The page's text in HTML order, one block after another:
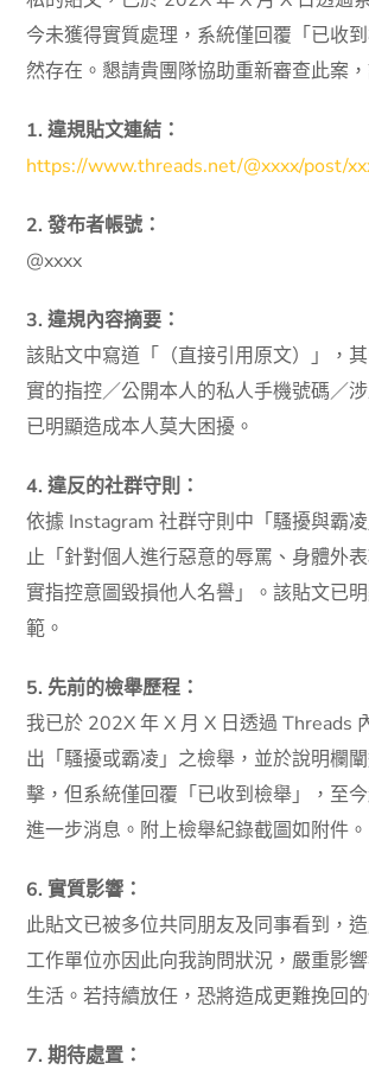
今未獲得實質處理，系統僅回覆「已收
然存在。懇請貴團隊協助重新審查此案
1. 違規貼文連結：
https://www.threads.net/@xxxx/post/
2. 發布者帳號：
@xxxx
3. 違規內容摘要：
該貼文中寫道「（直接引用原文）」，
實的指控／公開本人的私人手機號碼／
已明顯造成本人莫大困擾。
4. 違反的社群守則：
依據 Instagram 社群守則中「騷擾與霸
止「針對個人進行惡意的辱罵、身體外
實指控意圖毀損他人名譽」。該貼文已
範。
5. 先前的檢舉歷程：
我已於 202X 年 X 月 X 日透過 Threads
出「騷擾或霸凌」之檢舉，並於說明欄
擊，但系統僅回覆「已收到檢舉」，至
進一步消息。附上檢舉紀錄截圖如附件。
6. 實質影響：
此貼文已被多位共同朋友及同事看到，
工作單位亦因此向我詢問狀況，嚴重影
生活。若持續放任，恐將造成更難挽回的
7. 期待處置：